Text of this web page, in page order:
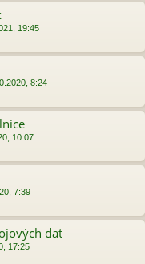
19:45
8:24
10:07
7:39
dat
17:25